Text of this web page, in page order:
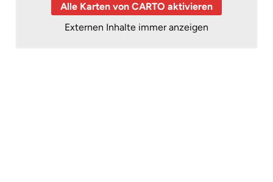
Alle Karten von CARTO aktivieren
Externen Inhalte immer anzeigen